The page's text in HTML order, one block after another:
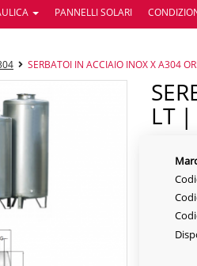
PANNELLI SOLARI
SERBATOI IN ACCIAIO INOX X A304
SERBATOI IN ACCIAIO INOX X A304 ORIZZONTALI | 5000
LT |